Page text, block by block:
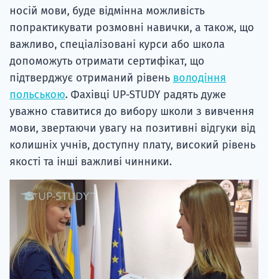
носій мови, буде відмінна можливість
попрактикувати розмовні навички, а також, що
важливо, спеціалізовані курси або школа
допоможуть отримати сертифікат, що
підтверджує отриманий рівень володіння
польською. Фахівці UP-STUDY радять дуже
уважно ставитися до вибору школи з вивчення
мови, звертаючи увагу на позитивні відгуки від
колишніх учнів, доступну плату, високий рівень
якості та інші важливі чинники.